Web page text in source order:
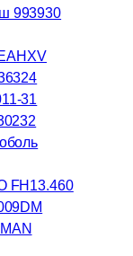
993930
31
FH13.460